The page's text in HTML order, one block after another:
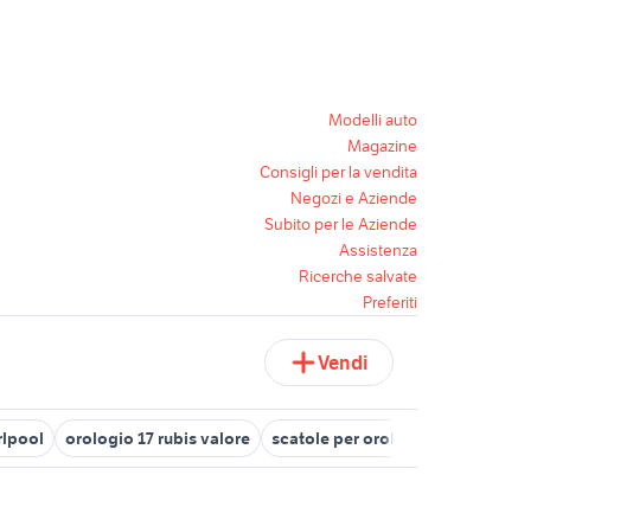
Modelli auto
Magazine
Consigli per la vendita
Negozi e Aziende
Subito per le Aziende
Assistenza
Ricerche salvate
Preferiti
Vendi
orologio 17 rubis valore scatole per orologi panerai